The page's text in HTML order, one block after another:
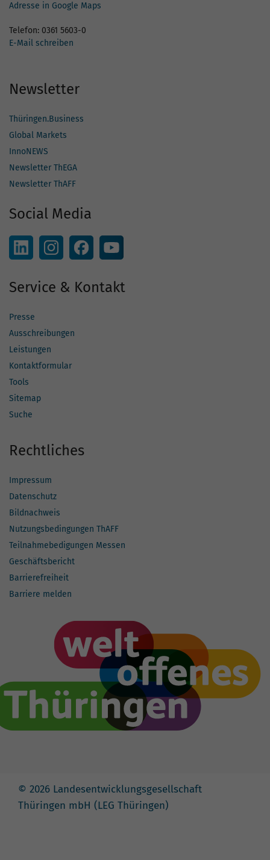
Adresse in Google Maps
Telefon: 0361 5603-0
E-Mail schreiben
Newsletter
Thüringen.Business
Global Markets
InnoNEWS
Newsletter ThEGA
Newsletter ThAFF
Social Media
Service & Kontakt
Presse
Ausschreibungen
Leistungen
Kontaktformular
Tools
Sitemap
Suche
Rechtliches
Impressum
Datenschutz
Bildnachweis
Nutzungsbedingungen ThAFF
Teilnahmebedigungen Messen
Geschäftsbericht
Barrierefreiheit
Barriere melden
© 2026 Landesentwicklungsgesellschaft
Thüringen mbH (LEG Thüringen)